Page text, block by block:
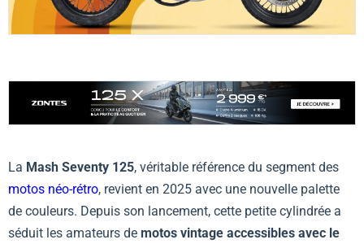
La Mash Seventy 125, véritable référence du segment des
motos néo-rétro, revient en 2025 avec une nouvelle palette
de couleurs. Depuis son lancement, cette petite cylindrée a
séduit les amateurs de motos vintage accessibles avec le